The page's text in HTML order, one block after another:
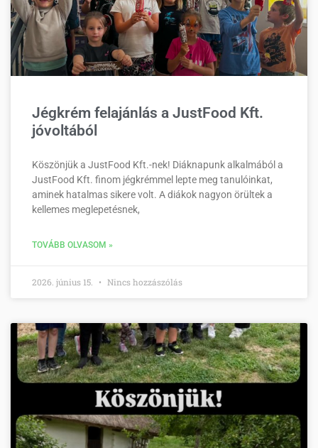
Jégkrém felajánlás a JustFood Kft.
jóvoltából
Köszönjük a JustFood Kft.-nek! Diáknapunk alkalmából a
JustFood Kft. finom jégkrémmel lepte meg tanulóinkat,
aminek hatalmas sikere volt. A diákok nagyon örültek a
kellemes meglepetésnek,
TOVÁBB OLVASOM »
2026. június 15. Nincs hozzászólás